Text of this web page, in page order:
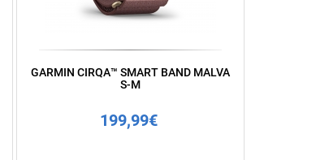
GARMIN CIRQA™ SMART BAND MALVA
S-M
199,99€